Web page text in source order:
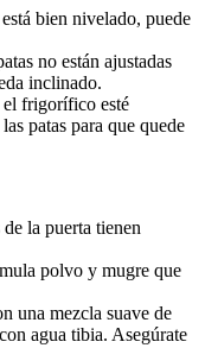
bien nivelado, puede
no están ajustadas
inclinado.
el frigorífico esté
patas para que quede
la puerta tienen
polvo y mugre que
una mezcla suave de
agua tibia. Asegúrate